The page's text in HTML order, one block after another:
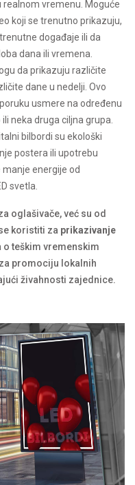
vremenu. Moguće
koji se trenutno prikazuju,
događaje ili da
dana ili vremena.
da prikazuju različite
dane u nedelji. Ovo
usmere na određenu
neka druga ciljna grupa.
bilbordi su ekološki
postera ili upotrebu
energije od
svetla.
oglašivače, već su od
koristiti za prikazivanje
o teškim vremenskim
promociju lokalnih
živahnosti zajednice.